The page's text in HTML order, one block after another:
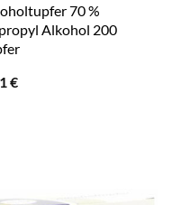
70 %
Alkohol 200
€